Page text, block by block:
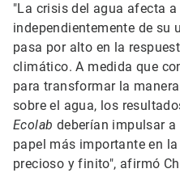
"La crisis del agua afecta
independientemente de su
pasa por alto en la
climático. A medida que
para transformar la
sobre el agua, los
Ecolab deberían impulsar
papel más importante en
precioso y finito", afirmó